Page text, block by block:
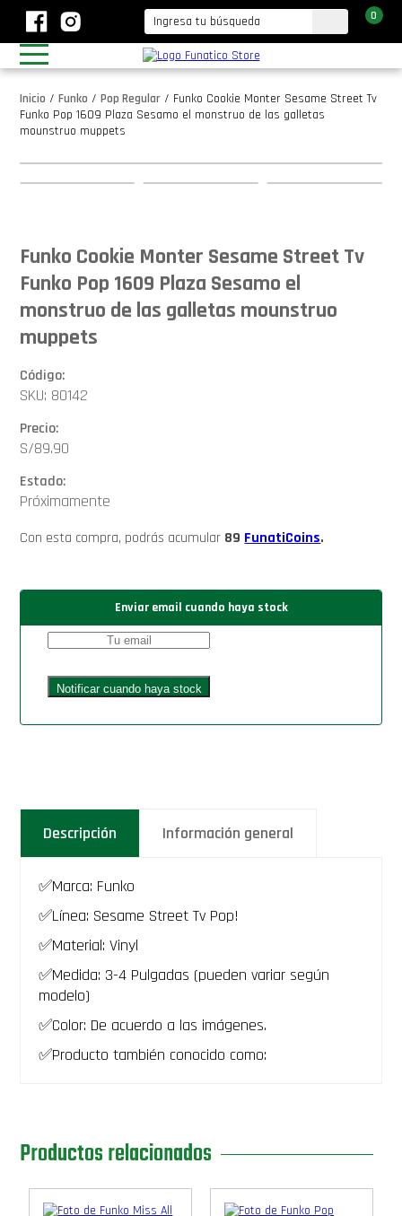
0
Inicio / Funko / Pop Regular / Funko Cookie Monter Sesame Street Tv
Funko Pop 1609 Plaza Sesamo el monstruo de las galletas
mounstruo muppets
Funko Cookie Monter Sesame Street Tv
Funko Pop 1609 Plaza Sesamo el
monstruo de las galletas mounstruo
muppets
Código:
SKU: 80142
Precio:
S/89.90
Estado:
Próximamente
Con esta compra, podrás acumular 89 FunatiCoins.
Enviar email cuando haya stock
Descripción Información general
✅Marca: Funko
✅Línea: Sesame Street Tv Pop!
✅Material: Vinyl
✅Medida: 3-4 Pulgadas (pueden variar según
modelo)
✅Color: De acuerdo a las imágenes.
✅Producto también conocido como:
Productos relacionados